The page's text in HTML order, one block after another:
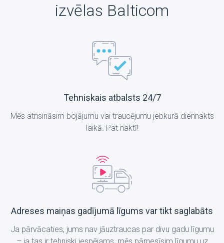
izvēlas Balticom
Tehniskais atbalsts 24/7
Mēs atrisināsim bojājumu vai traucējumu jebkurā diennakts
laikā. Pat naktī!
Adreses maiņas gadījumā līgums var tikt saglabāts
Ja pārvācaties, jums nav jāuztraucas par divu gadu līgumu